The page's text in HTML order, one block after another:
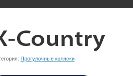
Country
Прогулочные коляски